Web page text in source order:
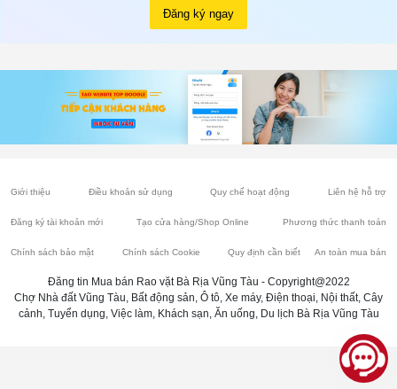
Đăng ký ngay
Giới thiệu Điều khoản sử dụng Quy chế hoạt động Liên hệ hỗ trợ
Đăng ký tài khoản mới Tạo cửa hàng/Shop Online Phương thức thanh toán
Chính sách bảo mật Chính sách Cookie Quy định cần biết An toàn mua bán
Đăng tin Mua bán Rao vặt Bà Rịa Vũng Tàu - Copyright@2022
Chợ Nhà đất Vũng Tàu, Bất động sản, Ô tô, Xe máy, Điện thoại, Nội thất, Cây
cảnh, Tuyển dụng, Việc làm, Khách sạn, Ăn uống, Du lịch Bà Rịa Vũng Tàu